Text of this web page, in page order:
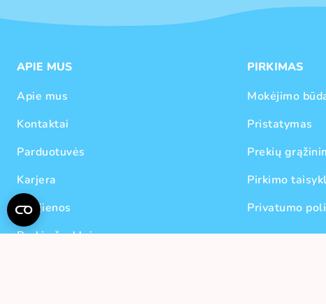
APIE MUS
Apie mus
Kontaktai
Parduotuvės
Karjera
Naujienos
Prekių ženklai
PIRKIMAS
Mokėjimo
Pristatymas
Prekių
Pirkimo
Privatumo